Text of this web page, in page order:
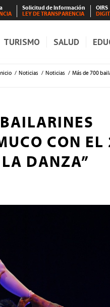
Solicitud de Información
LEY DE TRANSPARENCIA
OIRS
TURISMO SALUD
/ Noticias / Noticias / Más de 700
CON EL
DANZA”